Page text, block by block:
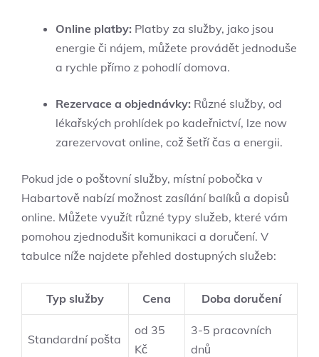
Online platby: Platby za služby, jako jsou
energie či nájem, můžete provádět jednoduše
a rychle přímo z pohodlí domova.
Rezervace a objednávky: Různé služby, od
lékařských prohlídek po kadeřnictví, lze now
zarezervovat online, což šetří čas a energii.
Pokud jde o poštovní služby, místní pobočka v
Habartově nabízí možnost zasílání balíků a dopisů
online. Můžete využít různé typy služeb, které vám
pomohou zjednodušit komunikaci a doručení. V
tabulce níže najdete přehled dostupných služeb:
Typ služby Cena Doba doručení
Standardní pošta
od 35
Kč
3-5 pracovních
dnů